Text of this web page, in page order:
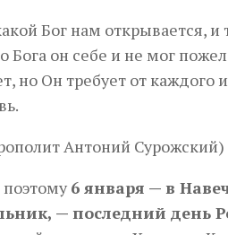
Бог нам открывается,
Бога он себе и не мог
но Он требует от каждого
Антоний Сурожский)
6 января — в
— последний день